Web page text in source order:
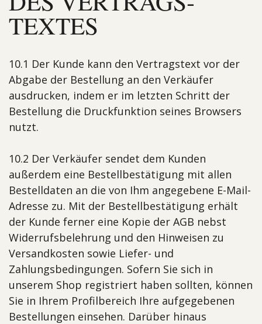
TEXTES
10.1 Der Kunde kann den Vertragstext vor der
Abgabe der Bestellung an den Verkäufer
ausdrucken, indem er im letzten Schritt der
Bestellung die Druckfunktion seines Browsers
nutzt.
10.2 Der Verkäufer sendet dem Kunden
außerdem eine Bestellbestätigung mit allen
Bestelldaten an die von Ihm angegebene E-Mail-
Adresse zu. Mit der Bestellbestätigung erhält
der Kunde ferner eine Kopie der AGB nebst
Widerrufsbelehrung und den Hinweisen zu
Versandkosten sowie Liefer- und
Zahlungsbedingungen. Sofern Sie sich in
unserem Shop registriert haben sollten, können
Sie in Ihrem Profilbereich Ihre aufgegebenen
Bestellungen einsehen. Darüber hinaus